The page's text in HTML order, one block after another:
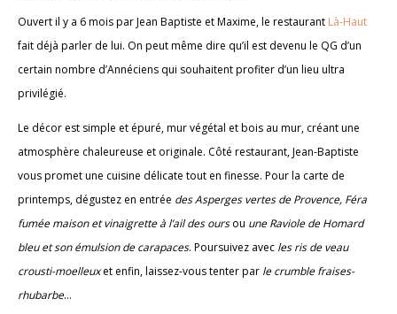
Ouvert il y a 6 mois par Jean Baptiste et Maxime, le restaurant Là-Haut
fait déjà parler de lui. On peut même dire qu’il est devenu le QG d’un
certain nombre d’Annéciens qui souhaitent profiter d’un lieu ultra
privilégié.
Le décor est simple et épuré, mur végétal et bois au mur, créant une
atmosphère chaleureuse et originale. Côté restaurant, Jean-Baptiste
vous promet une cuisine délicate tout en finesse. Pour la carte de
printemps, dégustez en entrée des Asperges vertes de Provence, Féra
fumée maison et vinaigrette à l’ail des oursou une Raviole de Homard
bleu et son émulsion de carapaces. Poursuivez avec les ris de veau
crousti-moelleuxet enfin, laissez-vous tenter par le crumble fraises-
rhubarbe…